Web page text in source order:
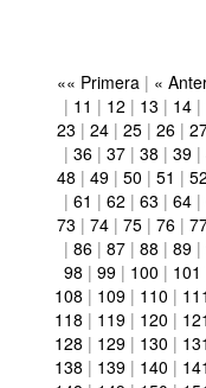
«« Primera | «
| 11 | 12 | 13 | 14 |
23 | 24 | 25 | 26 |
| 36 | 37 | 38 | 39 |
48 | 49 | 50 | 51 | 52
| 61 | 62 | 63 | 64 |
73 | 74 | 75 | 76 |
| 86 | 87 | 88 | 89 |
98 | 99 | 100 | 101
108 | 109 | 110 | 111
118 | 119 | 120 | 121
128 | 129 | 130 | 131
138 | 139 | 140 | 141